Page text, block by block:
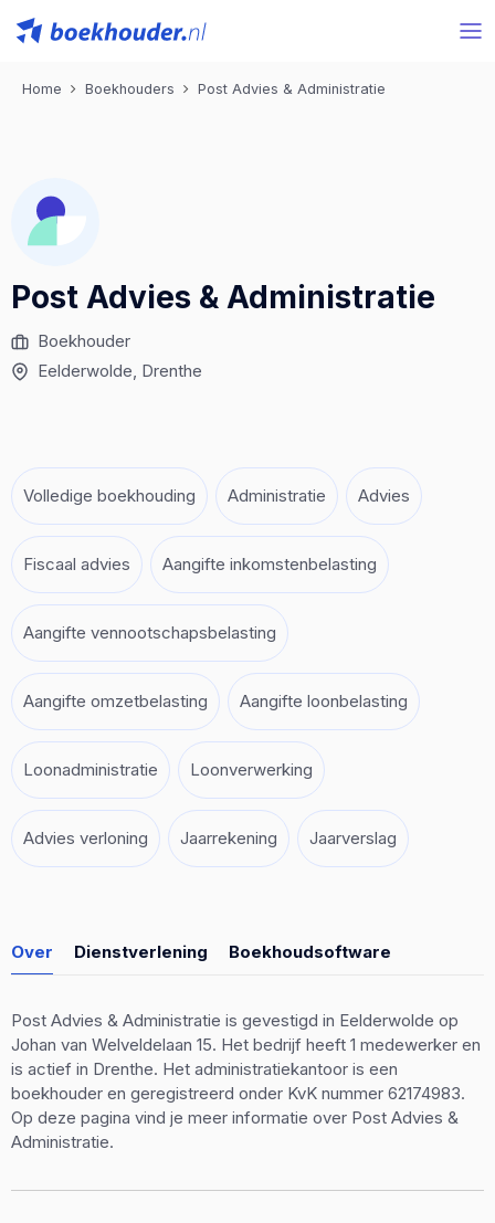
Home Boekhouders Post Advies & Administratie
Post Advies & Administratie
Boekhouder
Eelderwolde, Drenthe
Volledige boekhouding Administratie Advies
Fiscaal advies Aangifte inkomstenbelasting
Aangifte vennootschapsbelasting
Aangifte omzetbelasting Aangifte loonbelasting
Loonadministratie Loonverwerking
Advies verloning Jaarrekening Jaarverslag
Over Dienstverlening Boekhoudsoftware
Post Advies & Administratie is gevestigd in Eelderwolde op
Johan van Welveldelaan 15. Het bedrijf heeft 1 medewerker en
is actief in Drenthe. Het administratiekantoor is een
boekhouder en geregistreerd onder KvK nummer 62174983.
Op deze pagina vind je meer informatie over Post Advies &
Administratie.